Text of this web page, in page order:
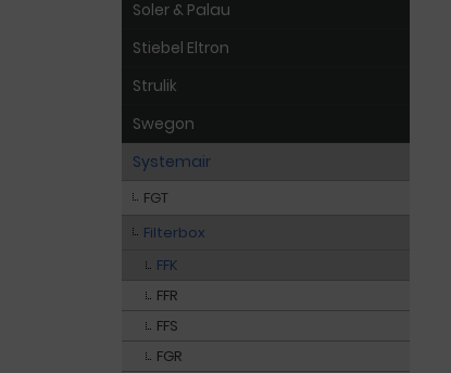
Soler & Palau
Stiebel Eltron
Strulik
Swegon
Systemair
FGT
Filterbox
FFK
FFR
FFS
FGR